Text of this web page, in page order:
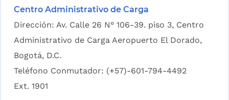
Centro Administrativo de Carga
Dirección: Av. Calle 26 N° 106-39. piso 3, Centro
Administrativo de Carga Aeropuerto El Dorado,
Bogotá, D.C.
Teléfono Conmutador: (+57)-601-794-4492
Ext. 1901